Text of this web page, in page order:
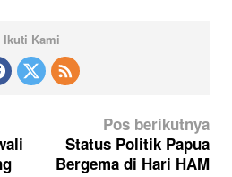
Ikuti Kami
Pos berikutnya
Status Politik Papua
Bergema di Hari HAM